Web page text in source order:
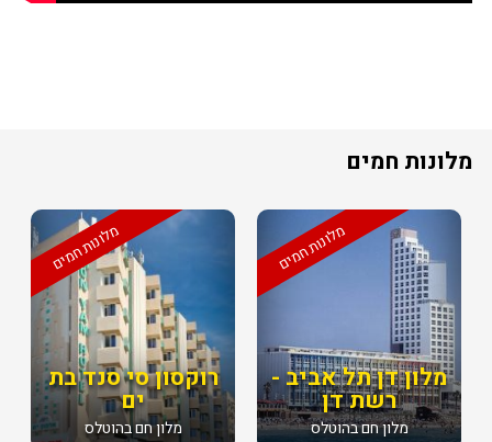
מלונות חמים
מלונות חמים
רוקסון סי סנד בת
ים
מלון חם בהוטלס
מלונות חמים
מלון דן תל אביב -
רשת דן
מלון חם בהוטלס